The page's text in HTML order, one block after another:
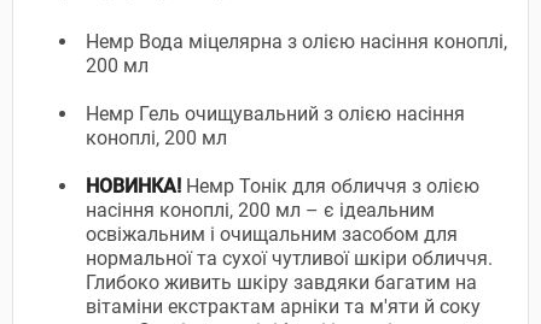
Hемр Вода міцелярна з олією насіння коноплі,
200 мл
Hемр Гель очищувальний з олією насіння
коноплі, 200 мл
НОВИНКА! Hемр Тонік для обличчя з олією
насіння коноплі, 200 мл – є ідеальним
освіжальним і очищальним засобом для
нормальної та сухої чутливої шкіри обличчя.
Глибоко живить шкіру завдяки багатим на
вітаміни екстрактам арніки та м'яти й соку